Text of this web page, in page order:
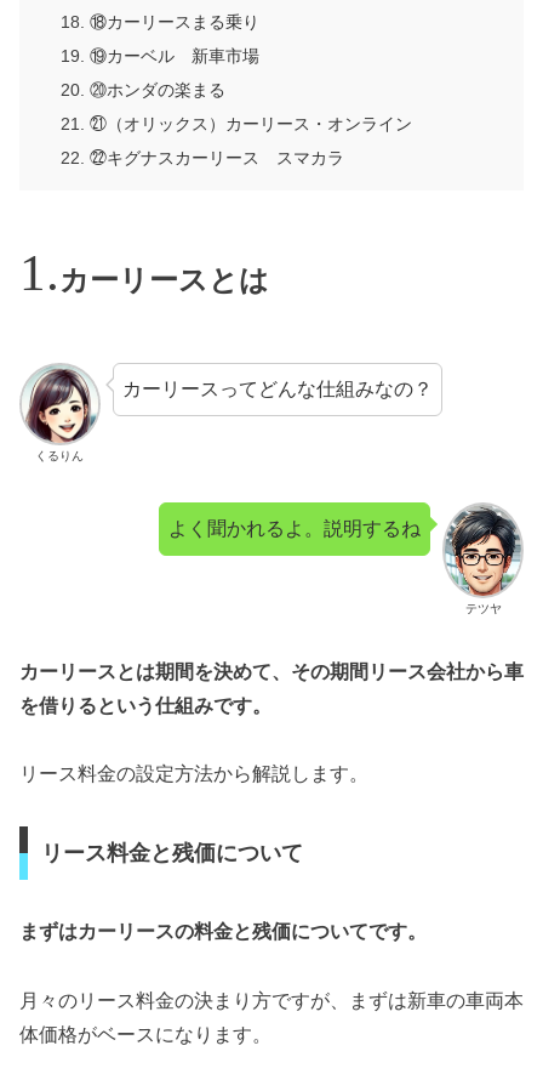
⑱カーリースまる乗り
⑲カーベル 新車市場
⑳ホンダの楽まる
㉑（オリックス）カーリース・オンライン
㉒キグナスカーリース スマカラ
カーリースとは
くるりん
カーリースってどんな仕組みなの？
テツヤ
よく聞かれるよ。説明するね
カーリースとは期間を決めて、その期間リース会社から車
を借りるという仕組みです。
リース料金の設定方法から解説します。
リース料金と残価について
まずはカーリースの料金と残価についてです。
月々のリース料金の決まり方ですが、まずは新車の車両本
体価格がベースになります。